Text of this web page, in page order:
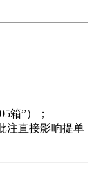
箱”）；
注直接影响提单